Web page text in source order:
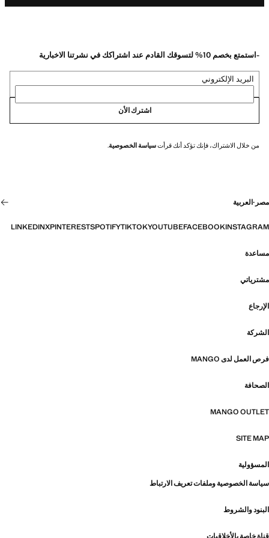
-استمتع بخصم 10% لتسوقك القادم عند اشتراكك في نشرتنا الاخبارية
البريد الإلكتروني
اشترك الأن
من خلال الاشتراك، فإنك تؤكد أنك قرأتسياسة الخصوصية.
مصر ·العربية
INSTAGRAM
FACEBOOK
YOUTUBE
TIKTOK
SPOTIFY
PINTEREST
X
LINKEDIN
مساعدة
مشترياتي
الإرجاع
الشركة
فرص العمل لدى MANGO
الصحافة
MANGO OUTLET
SITE MAP
المسؤولية
سياسة الخصوصية وملفات تعريف الارتباط
البنود والشروط